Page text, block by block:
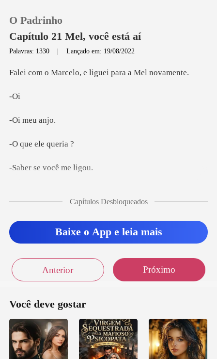
Histórico
O Padrinho
Capítulo 21 Mel, você está aí
Palavras: 1330 |Lançado em: 19/08/2022
lo, e liguei para
O
meu
ele q
e você m
você e falei pra ele te dar um tem
untou aon
u
Capítulos Desbloqueados
Baixe o App e leia mais
Anterior Próximo
Você deve gostar